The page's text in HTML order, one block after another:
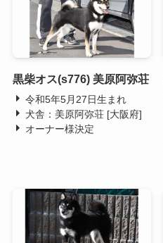
黒柴オス(s776) 美原阿弥荘
令和5年5月27日生まれ
犬舎：美原阿弥荘 [大阪府]
オーナー様決定